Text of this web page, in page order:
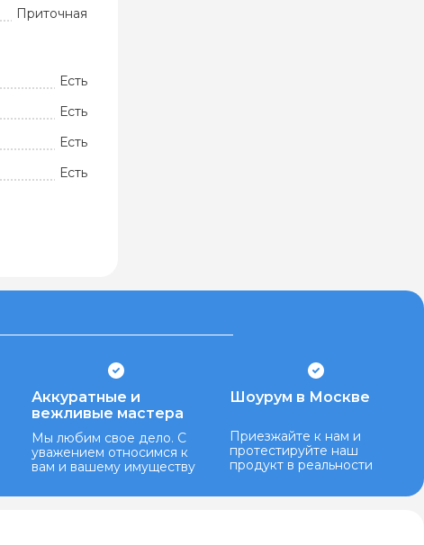
Приточная
Есть
Есть
Есть
Есть
Аккуратные и
вежливые мастера
Мы любим свое дело. С
уважением относимся к
вам и вашему имуществу
Шоурум в Москве
Приезжайте к нам и
протестируйте наш
продукт в реальности